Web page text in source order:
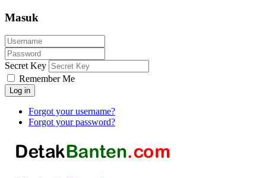
Masuk
Secret Key
Remember Me
Log in
Forgot your username?
Forgot your password?